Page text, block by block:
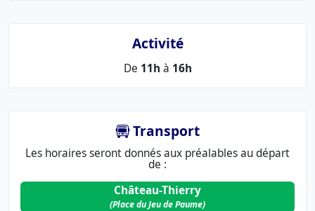
Activité
De 11h à 16h
Transport
Les horaires seront donnés aux préalables au départ
de :
Château-Thierry
(Place du Jeu de Paume)